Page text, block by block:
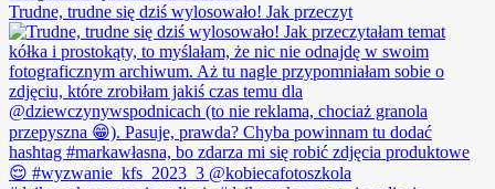
Trudne, trudne się dziś wylosowało! Jak przeczyt